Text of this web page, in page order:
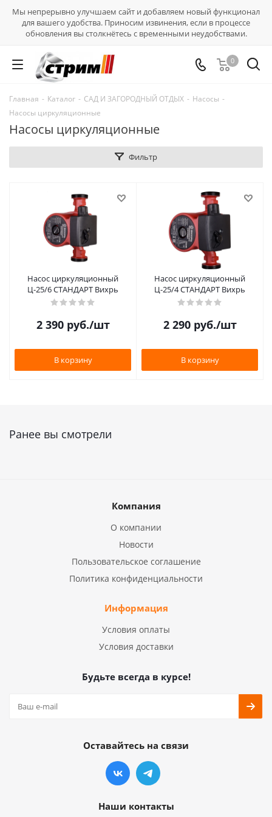
Мы непрерывно улучшаем сайт и добавляем новый функционал
для вашего удобства. Приносим извинения, если в процессе
обновления вы столкнётесь с временными неудобствами.
0
Главная - Каталог - САД И ЗАГОРОДНЫЙ ОТДЫХ - Насосы -
Насосы циркуляционные
Насосы циркуляционные
Фильтр
Насос циркуляционный
Ц-25/6 СТАНДАРТ Вихрь
2 390руб./шт
В корзину
Насос циркуляционный
Ц-25/4 СТАНДАРТ Вихрь
2 290руб./шт
В корзину
Ранее вы смотрели
Компания
О компании
Новости
Пользовательское соглашение
Политика конфиденциальности
Информация
Условия оплаты
Условия доставки
Будьте всегда в курсе!
Оставайтесь на связи
Наши контакты